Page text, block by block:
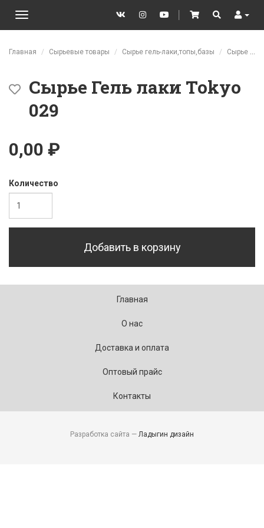
InstagramYouTubeCart SearchUser
Toggle
navigation
Главная Сырьевые товары Сырье гель-лаки,топы,базы Сырье Гель лаки Tokyo
Сырье Гель лаки Tokyo
029
0,00 ₽
Количество
Добавить в корзину
Главная
О нас
Доставка и оплата
Оптовый прайс
Контакты
Разработка сайта — Ладыгин дизайн